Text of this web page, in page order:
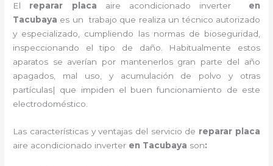
El reparar placa aire acondicionado inverter
en
Tacubaya es un trabajo que realiza un técnico autorizado
y especializado, cumpliendo las normas de bioseguridad,
inspeccionando el tipo de daño. Habitualmente estos
aparatos se averían por mantenerlos gran parte del año
apagados, mal uso, y acumulación de polvo y otras
partículas| que impiden el buen funcionamiento de este
electrodoméstico.
Las características y ventajas del servicio de reparar placa
aire acondicionado inverter en Tacubaya son: